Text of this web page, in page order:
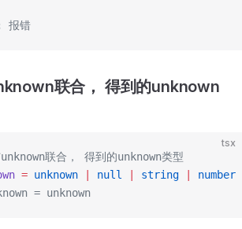
报错
联合， 得到的unknown
tsx
联合， 得到的unknown类型
= unknown null string
number
= unknown